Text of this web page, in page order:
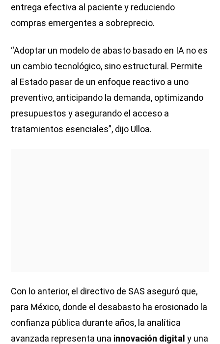
entrega efectiva al paciente y reduciendo
compras emergentes a sobreprecio.
“Adoptar un modelo de abasto basado en IA no es
un cambio tecnológico, sino estructural. Permite
al Estado pasar de un enfoque reactivo a uno
preventivo, anticipando la demanda, optimizando
presupuestos y asegurando el acceso a
tratamientos esenciales”, dijo Ulloa.
Con lo anterior, el directivo de SAS aseguró que,
para México, donde el desabasto ha erosionado la
confianza pública durante años, la analítica
avanzada representa una innovación digitaly una